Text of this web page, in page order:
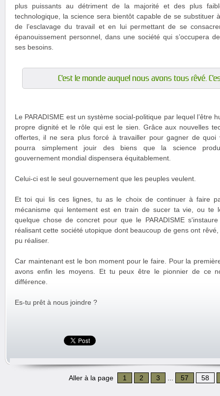
plus puissants au détriment de la majorité et des plus
technologique, la science sera bientôt capable de se substituer
de l’esclavage du travail et en lui permettant de se
épanouissement personnel, dans une société qui s’occupera
ses besoins.
C’est le monde auquel nous avons tous rêvé.
Le PARADISME est un système social-politique par lequel l’être
propre dignité et le rôle qui est le sien. Grâce aux nouvelles
offertes, il ne sera plus forcé à travailler pour gagner de quoi
pourra simplement jouir des biens que la science
gouvernement mondial dispensera équitablement.
Celui-ci est le seul gouvernement que les peuples veulent.
Et toi qui lis ces lignes, tu as le choix de continuer à faire
mécanisme qui lentement est en train de sucer ta vie, ou te
quelque chose de concret pour que le PARADISME
réalisant cette société utopique dont beaucoup de gens ont
pu réaliser.
Car maintenant est le bon moment pour le faire. Pour la
avons enfin les moyens. Et tu peux être le pionnier de ce
différence.
Es-tu prêt à nous joindre ?
Aller à la page 1 2 3 57 58